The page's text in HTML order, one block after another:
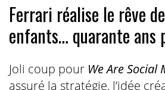
Ferrari réalise le rêve
enfants… quarante ans
Joli coup pour We Are Social
assuré la stratégie, l’idée